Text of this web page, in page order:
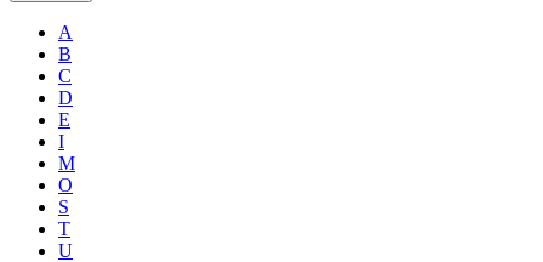
A
B
C
D
E
I
M
O
S
T
U